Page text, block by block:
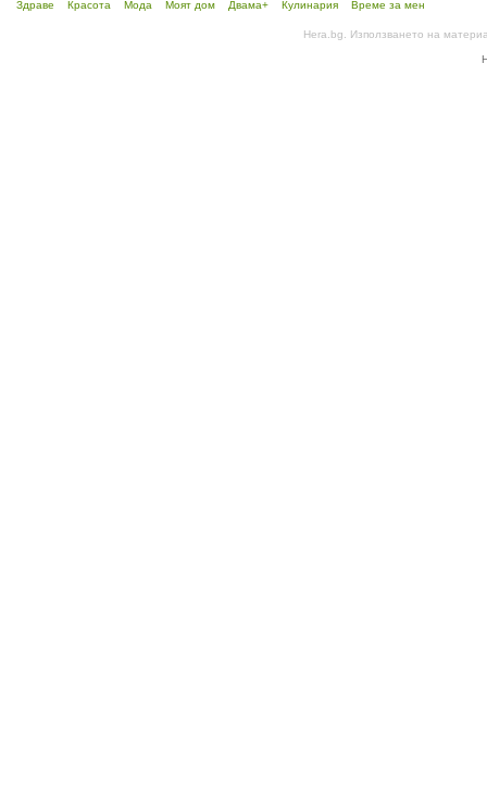
Здраве Красота Мода Моят дом Двама+ Кулинария Време за мен
Hera.bg. Използването на